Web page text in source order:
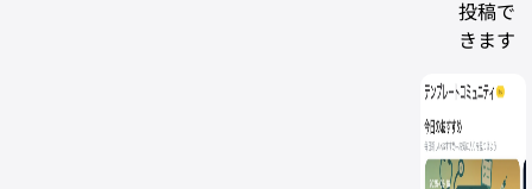
投稿で
きます